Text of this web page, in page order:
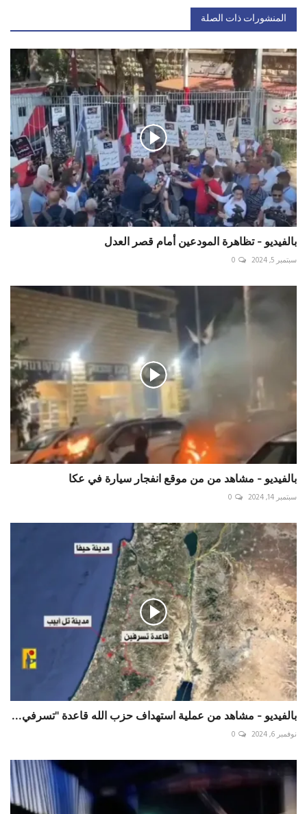
المنشورات ذات الصلة
بالفيديو - تظاهرة المودعين أمام قصر العدل
سبتمبر 5, 2024 0
بالفيديو - مشاهد من من موقع انفجار سيارة في عكا
سبتمبر 14, 2024 0
بالفيديو - مشاهد من عملية استهداف حزب الله قاعدة "تسرفي...
نوفمبر 6, 2024 0